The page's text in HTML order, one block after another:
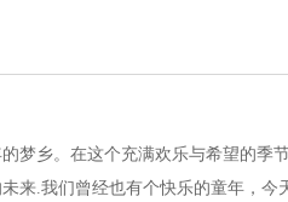
梦乡。在这个充满欢乐与希望的季
来.我们曾经也有个快乐的童年，今